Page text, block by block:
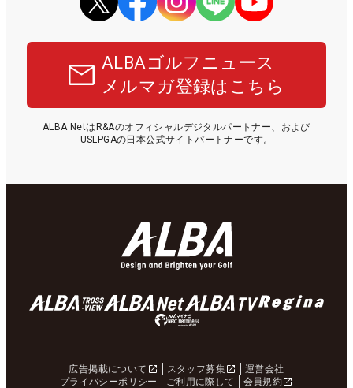
ALBAゴルフニュース
メルマガ登録はこちら
ALBA NetはR&Aのオフィシャルデジタルパートナー、および
USLPGAの日本公式サイトパートナーです。
広告掲載について スタッフ募集
運営会社
プライバシーポリシー
ご利用に際して
会員規約